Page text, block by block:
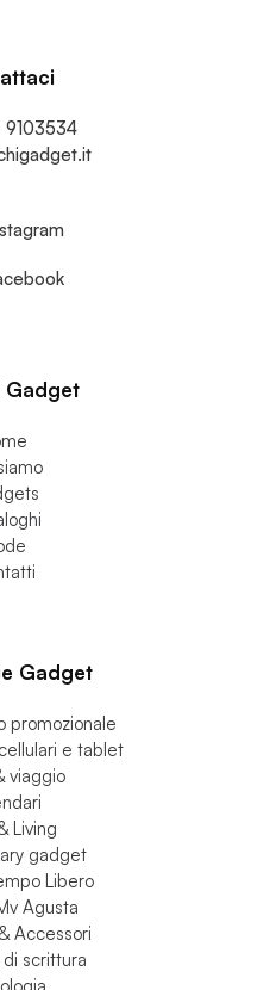
Gadget
Gadget
promozionale
e tablet
viaggio
Living
gadget
Libero
Agusta
Accessori
scrittura